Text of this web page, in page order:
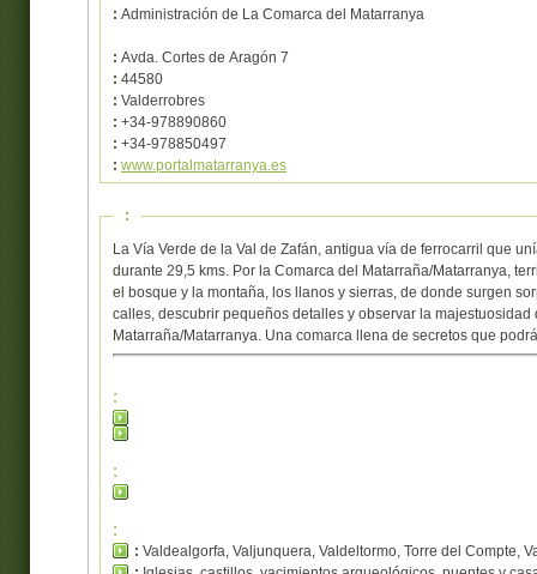
: Administración de La Comarca del Matarranya
: Avda. Cortes de Aragón 7
: 44580
: Valderrobres
: +34-978890860
: +34-978850497
: www.portalmatarranya.es
:
La Vía Verde de la Val de Zafán, antigua vía de ferrocarril que
durante 29,5 kms. Por la Comarca del Matarraña/Matarranya,
el bosque y la montaña, los llanos y sierras, de donde surgen
calles, descubrir pequeños detalles y observar la
Matarraña/Matarranya. Una comarca llena de secretos que
:
:
:
: Valdealgorfa, Valjunquera, Valdeltormo, Torre del Compte,